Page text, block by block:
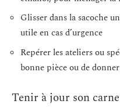
Glisser dans la sacoche
utile en cas d’urgence
Repérer les ateliers ou
bonne pièce ou de
Tenir à jour son